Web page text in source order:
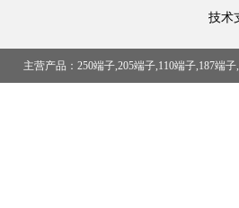
技术
主营产品：250端子,205端子,110端子,187端